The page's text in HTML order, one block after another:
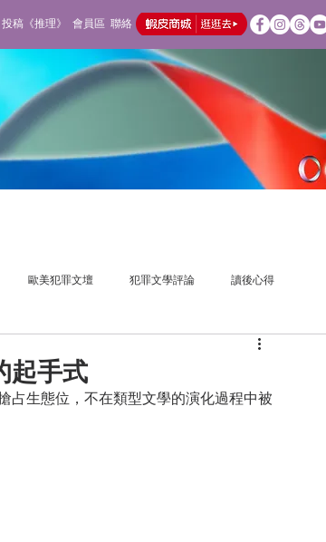
投稿《推理》 會員區 聯絡
歐美犯罪文壇 犯罪文學評論 讀後心得
起手式
占生態位，不在類型文學的演化過程中被